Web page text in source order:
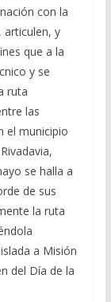
con la
articulen, y
que a la
y se
ruta
las
el municipio
se halla a
de sus
la ruta
a Misión
del Día de la